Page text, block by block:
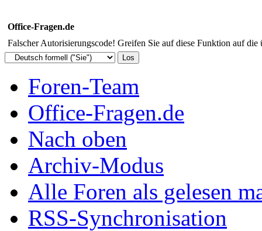
Office-Fragen.de
Falscher Autorisierungscode! Greifen Sie auf diese Funktion auf
Foren-Team
Office-Fragen.de
Nach oben
Archiv-Modus
Alle Foren als gelesen
RSS-Synchronisation